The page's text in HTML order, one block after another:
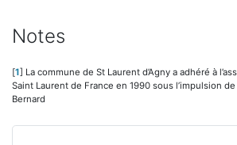
Notes
[1] La commune de St Laurent d’Agny a adhéré à
Saint Laurent de France en 1990 sous l’impulsion
Bernard